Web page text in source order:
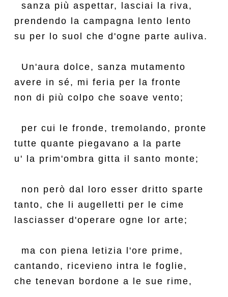
  sanza più aspettar, lasciai la riva,
prendendo la campagna lento lento
su per lo suol che d'ogne parte auliva.
  Un'aura dolce, sanza mutamento
avere in sé, mi feria per la fronte
non di più colpo che soave vento;
  per cui le fronde, tremolando, pronte
tutte quante piegavano a la parte
u' la prim'ombra gitta il santo monte;
  non però dal loro esser dritto sparte
tanto, che li augelletti per le cime
lasciasser d'operare ogne lor arte;
  ma con piena letizia l'ore prime,
cantando, ricevieno intra le foglie,
che tenevan bordone a le sue rime,